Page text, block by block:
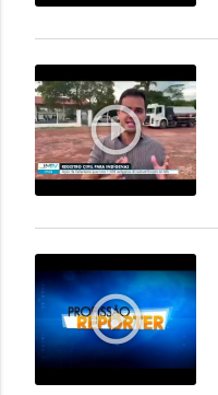
play_circle_outline
play_circle_outline